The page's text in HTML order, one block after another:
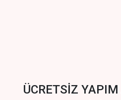
ÜCRETSİZ